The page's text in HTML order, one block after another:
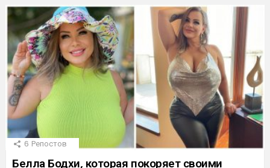
6 Репостов
Белла Бодхи, которая покоряет своими